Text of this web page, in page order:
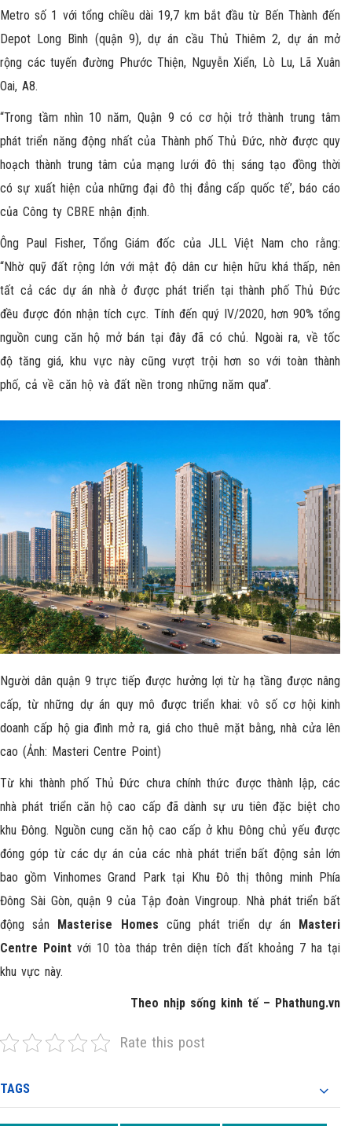
Metro số 1 với tổng chiều dài 19,7 km bắt đầu từ Bến Thành đến
Depot Long Bình (quận 9), dự án cầu Thủ Thiêm 2, dự án mở
rộng các tuyến đường Phước Thiện, Nguyễn Xiển, Lò Lu, Lã Xuân
Oai, A8.
“Trong tầm nhìn 10 năm, Quận 9 có cơ hội trở thành trung tâm
phát triển năng động nhất của Thành phố Thủ Đức, nhờ được quy
hoạch thành trung tâm của mạng lưới đô thị sáng tạo đồng thời
có sự xuất hiện của những đại đô thị đẳng cấp quốc tế’, báo cáo
của Công ty CBRE nhận định.
Ông Paul Fisher, Tổng Giám đốc của JLL Việt Nam cho rằng:
“Nhờ quỹ đất rộng lớn với mật độ dân cư hiện hữu khá thấp, nên
tất cả các dự án nhà ở được phát triển tại thành phố Thủ Đức
đều được đón nhận tích cực. Tính đến quý IV/2020, hơn 90% tổng
nguồn cung căn hộ mở bán tại đây đã có chủ. Ngoài ra, về tốc
độ tăng giá, khu vực này cũng vượt trội hơn so với toàn thành
phố, cả về căn hộ và đất nền trong những năm qua”.
Người dân quận 9 trực tiếp được hưởng lợi từ hạ tầng được nâng
cấp, từ những dự án quy mô được triển khai: vô số cơ hội kinh
doanh cấp hộ gia đình mở ra, giá cho thuê mặt bằng, nhà cửa lên
cao (Ảnh: Masteri Centre Point)
Từ khi thành phố Thủ Đức chưa chính thức được thành lập, các
nhà phát triển căn hộ cao cấp đã dành sự ưu tiên đặc biệt cho
khu Đông. Nguồn cung căn hộ cao cấp ở khu Đông chủ yếu được
đóng góp từ các dự án của các nhà phát triển bất động sản lớn
bao gồm Vinhomes Grand Park tại Khu Đô thị thông minh Phía
Đông Sài Gòn, quận 9 của Tập đoàn Vingroup. Nhà phát triển bất
động sản
Masterise Homes cũng phát triển dự án
Masteri
Centre Pointvới 10 tòa tháp trên diện tích đất khoảng 7 ha tại
khu vực này.
Theo nhịp sống kinh tế – Phathung.vn
Rate this post
TAGS